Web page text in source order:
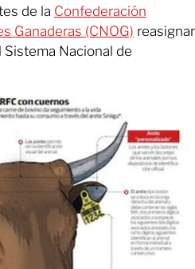
de la Confederación
Ganaderas (CNOG) reasignar
Nacional de